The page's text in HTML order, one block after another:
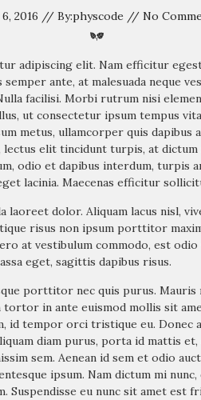
6, 2016 // By:physcode // No
adipiscing elit. Nam efficitur
ante, at malesuada neque
facilisi. Morbi rutrum nisi
ut consectetur ipsum tempus
metus, ullamcorper quis dapibus
elit tincidunt turpis, at dictum
odio et dapibus interdum, turpis
lacinia. Maecenas efficitur
laoreet dolor. Aliquam lacus nisl,
risus non ipsum porttitor
at vestibulum commodo, est
eget, sagittis dapibus risus.
porttitor nec quis purus. Mauris
tortor in ante euismod mollis sit
id tempor orci tristique eu. Donec
diam purus, porta id mattis
sem. Aenean id sem et odio
ipsum. Nam dictum mi
Suspendisse eu nunc sit amet est